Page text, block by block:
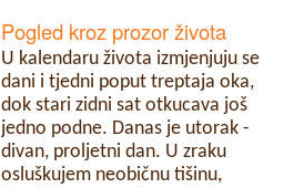
Pogled kroz prozor života
U kalendaru života izmjenjuju se
dani i tjedni poput treptaja oka,
dok stari zidni sat otkucava još
jedno podne. Danas je utorak -
divan, proljetni dan. U zraku
osluškujem neobičnu tišinu,